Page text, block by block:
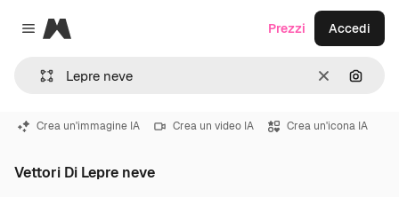
Close menu
Magnific
CancellaCerca
Prezzi Accedi
Crea un'immagine IA Crea un video IA Crea un'icona IA
Vettori Di Lepre neve